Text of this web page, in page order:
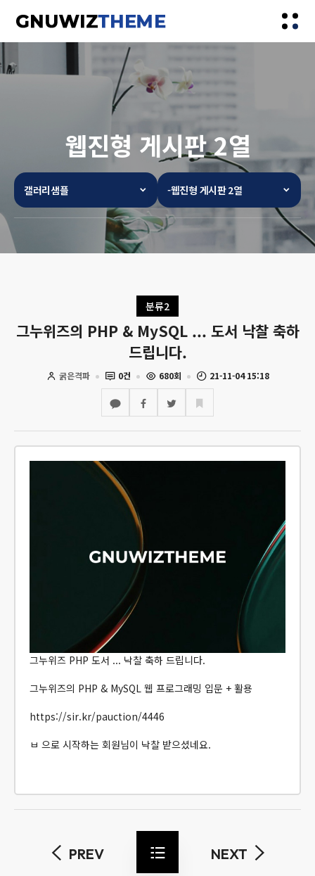
웹진형 게시판 2열
갤러리샘플 -웹진형 게시판 2열
분류2
그누위즈의 PHP & MySQL ... 도서 낙찰 축하
드립니다.
굵은격파 0건 680회 21-11-04 15:18
그누위즈 PHP 도서 ... 낙찰 축하 드립니다.
그누위즈의 PHP & MySQL 웹 프로그래밍 입문 + 활용
https://sir.kr/pauction/4446
ㅂ 으로 시작하는 회원님이 낙찰 받으셨네요.
PREV NEXT